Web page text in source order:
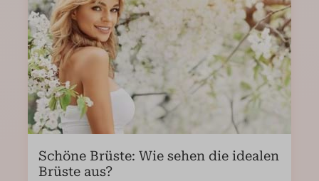
Schöne Brüste: Wie sehen die idealen
Brüste aus?